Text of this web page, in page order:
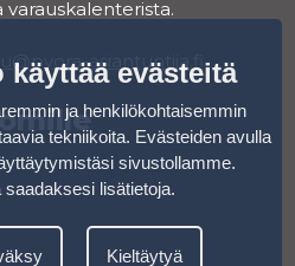
varauskalenterista.
asiantuntija.fi
käyttää evästeitä
ja henkilökohtaisemmin
tekniikoita. Evästeiden avulla
sivustollamme.
saadaksesi lisätietoja.
Kieltäytyä